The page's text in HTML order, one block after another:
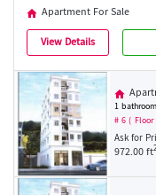
Apartment For Sale
View Details
1
# 6 (
Ask for
972.00 ft2